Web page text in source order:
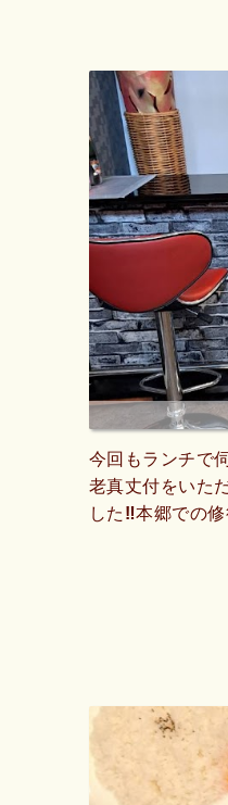
今回もランチで
老真丈付をいた
した‼️本郷での
笑顔に癒されま